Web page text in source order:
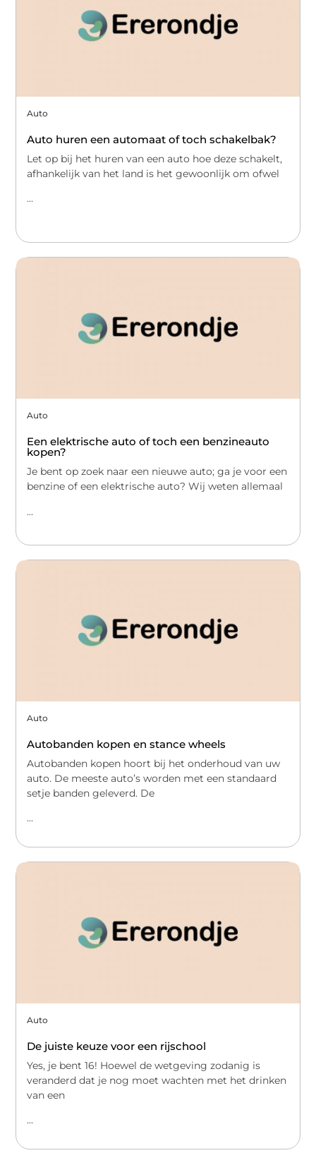
Auto
Auto huren een automaat of toch schakelbak?
Let op bij het huren van een auto hoe deze schakelt,
afhankelijk van het land is het gewoonlijk om ofwel
...
Auto
Een elektrische auto of toch een benzineauto
kopen?
Je bent op zoek naar een nieuwe auto; ga je voor een
benzine of een elektrische auto? Wij weten allemaal
...
Auto
Autobanden kopen en stance wheels
Autobanden kopen hoort bij het onderhoud van uw
auto. De meeste auto’s worden met een standaard
setje banden geleverd. De
...
Auto
De juiste keuze voor een rijschool
Yes, je bent 16! Hoewel de wetgeving zodanig is
veranderd dat je nog moet wachten met het drinken
van een
...